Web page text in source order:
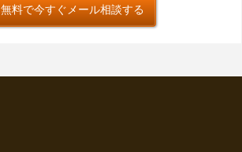
無料で今すぐメール相談する